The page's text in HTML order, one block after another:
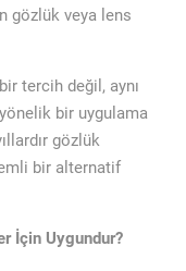
gözlük veya lens
tercih değil, aynı
bir uygulama
gözlük
bir alternatif
İçin Uygundur?